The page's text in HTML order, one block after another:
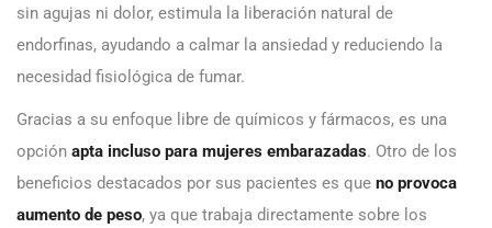
sin agujas ni dolor, estimula la liberación natural de
endorfinas, ayudando a calmar la ansiedad y reduciendo la
necesidad fisiológica de fumar.
Gracias a su enfoque libre de químicos y fármacos, es una
opción apta incluso para mujeres embarazadas. Otro de los
beneficios destacados por sus pacientes es que no provoca
aumento de peso, ya que trabaja directamente sobre los